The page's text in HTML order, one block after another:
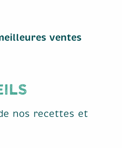
ventes
nos recettes et